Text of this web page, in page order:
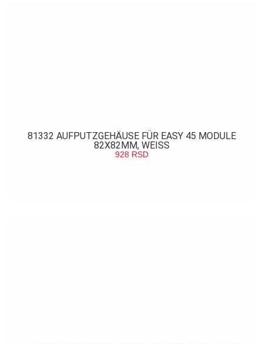
81332 AUFPUTZGEHÄUSE FÜR EASY 45 MODULE
82X82MM, WEISS
928 RSD